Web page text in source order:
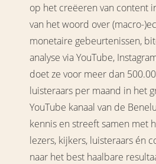
op het creëeren van content
van het woord over (macro-
monetaire gebeurtenissen,
analyse via YouTube,
doet ze voor meer dan
luisteraars per maand in het
YouTube kanaal van de
kennis en streeft samen met
lezers, kijkers, luisteraars én
naar het best haalbare